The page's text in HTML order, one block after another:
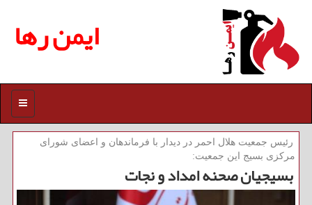
ایمن رها
منو
رئیس جمعیت هلال احمر در دیدار با فرماندهان و اعضای شورای
مركزی بسیج این جمعیت:
بسیجیان صحنه امداد و نجات